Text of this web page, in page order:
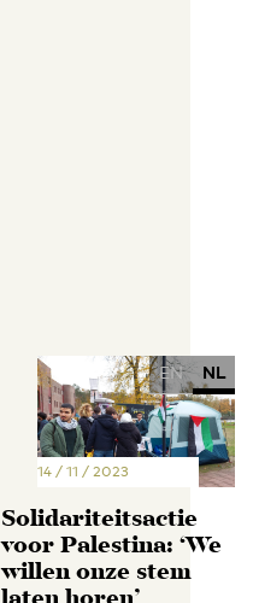
EN NL
14 / 11 / 2023
Solidariteitsactie
voor Palestina: ‘We
willen onze stem